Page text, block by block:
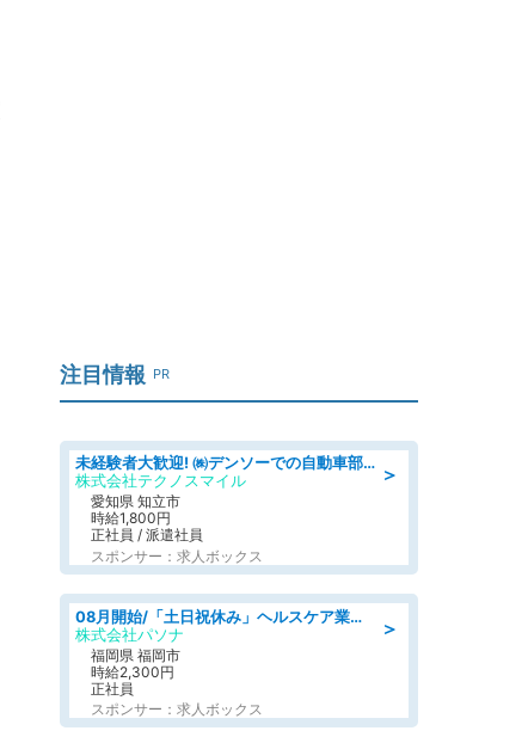
注目情報 PR
＞
未経験者大歓迎! ㈱デンソーでの自動車部品の組立作業 denso aichi
株式会社テクノスマイル
愛知県 知立市
時給1,800円
正社員 / 派遣社員
スポンサー：求人ボックス
＞
08月開始/「土日祝休み」ヘルスケア業界の産業保健師/高時給/未経験OK/要資格:保健師、正看護師
株式会社パソナ
福岡県 福岡市
時給2,300円
正社員
スポンサー：求人ボックス